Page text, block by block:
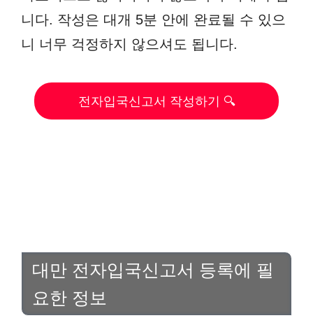
니다. 작성은 대개 5분 안에 완료될 수 있으
니 너무 걱정하지 않으셔도 됩니다.
전자입국신고서 작성하기 🔍
대만 전자입국신고서 등록에 필
요한 정보